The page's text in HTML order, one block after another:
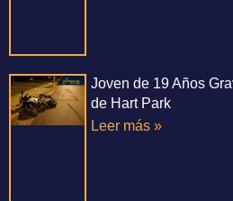
Joven de 19 Años
de Hart Park
Leer más »